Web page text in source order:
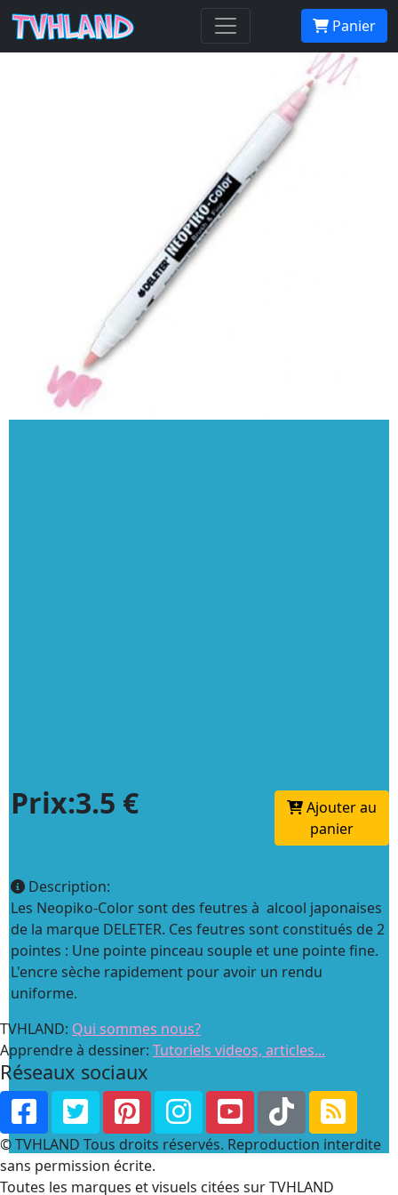
Panier
Neopiko-Color 255 Orion Blue
Prix:3.5 €
Ajouter au
panier
Description:
Les Neopiko-Color sont des feutres à alcool japonaises
de la marque DELETER. Ces feutres sont constitués de 2
pointes : Une pointe pinceau souple et une pointe fine.
L'encre sèche rapidement pour avoir un rendu
uniforme.
TVHLAND: Qui sommes nous?
Apprendre à dessiner: Tutoriels videos, articles...
Réseaux sociaux
© TVHLAND Tous droits réservés. Reproduction interdite
sans permission écrite.
Toutes les marques et visuels citées sur TVHLAND